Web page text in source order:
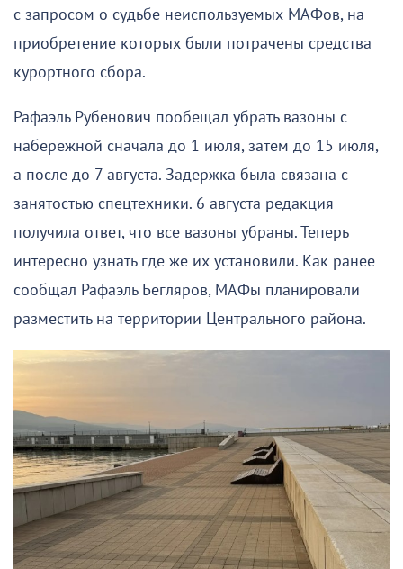
с запросом о судьбе неиспользуемых МАФов, на
приобретение которых были потрачены средства
курортного сбора.
Рафаэль Рубенович пообещал убрать вазоны с
набережной сначала до 1 июля, затем до 15 июля,
а после до 7 августа. Задержка была связана с
занятостью спецтехники. 6 августа редакция
получила ответ, что все вазоны убраны. Теперь
интересно узнать где же их установили. Как ранее
сообщал Рафаэль Бегляров, МАФы планировали
разместить на территории Центрального района.